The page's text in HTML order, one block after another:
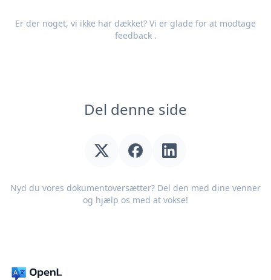
Er der noget, vi ikke har dækket? Vi er glade for at modtage
feedback.
Del denne side
Nyd du vores dokumentoversætter? Del den med dine venner
og hjælp os med at vokse!